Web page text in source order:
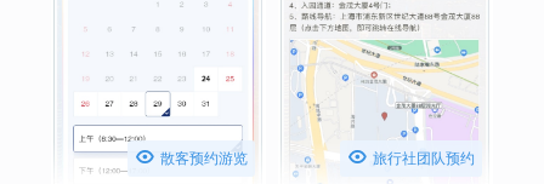
 散客预约游览  旅行社团队预约